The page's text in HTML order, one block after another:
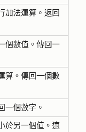
加法運算。返回
個數值。傳回一
算。傳回一個數
一個數字。
於另一個值。適